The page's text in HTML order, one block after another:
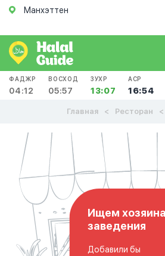
Манхэттен
ФАДЖР
04:12
ВОСХОД
05:57
ЗУХР
13:07
АСР
16:54
Главная Ресторан
Ищем хозяина
заведения
Добавили бы